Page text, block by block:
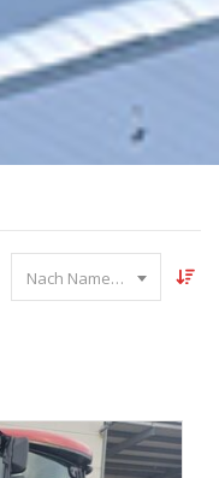
Nach Name sortieren